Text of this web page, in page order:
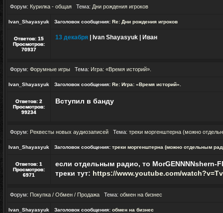
Форум: Курилка - общая Тема: Дни рождения игроков
Ivan_Shayasyuk Заголовок сообщения: Re: Дни рождения игроков
Ответов: 15
Просмотров:
70937
13 декабря | Ivan Shayasyuk | Иван
Форум: Форумные игры Тема: Игра: «‎Время историй».
Ivan_Shayasyuk Заголовок сообщения: Re: Игра: «‎Время историй».
Ответов: 2
Просмотров:
99234
Вступил в банду
Форум: Реквесты новых аудиозаписей Тема: треки моргенштерна (можно
Ivan_Shayasyuk Заголовок сообщения: треки моргенштерна (можно отдельным
Ответов: 1
Просмотров:
6971
если отдельным радио, то MorGENNNNshern-
треки тут: https://www.youtube.com/
Форум: Покупка / Обмен / Продажа Тема: обмен на бизнес
Ivan_Shayasyuk Заголовок сообщения: обмен на бизнес